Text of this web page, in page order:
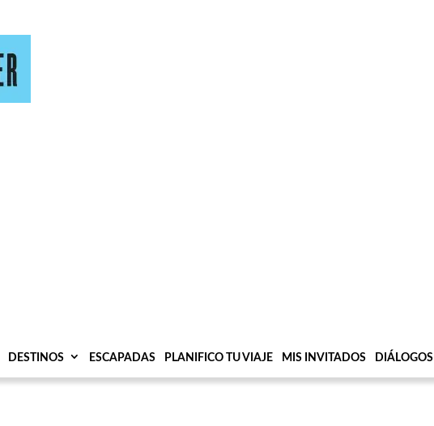
DESTINOS ESCAPADAS PLANIFICO TU VIAJE MIS INVITADOS DIÁLOGOS